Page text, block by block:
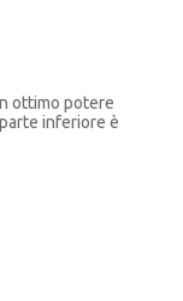
ottimo potere
inferiore è